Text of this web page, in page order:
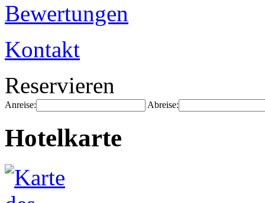
Bewertungen
Kontakt
Reservieren
Anreise: Abreise:
Hotelkarte